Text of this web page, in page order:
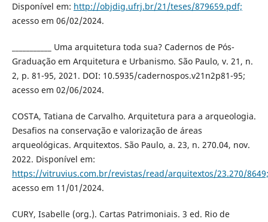
Disponível em: http://objdig.ufrj.br/21/teses/879659.pdf;
acesso em 06/02/2024.
___________ Uma arquitetura toda sua? Cadernos de Pós-
Graduação em Arquitetura e Urbanismo. São Paulo, v. 21, n.
2, p. 81-95, 2021. DOI: 10.5935/cadernospos.v21n2p81-95;
acesso em 02/06/2024.
COSTA, Tatiana de Carvalho. Arquitetura para a arqueologia.
Desafios na conservação e valorização de áreas
arqueológicas. Arquitextos. São Paulo, a. 23, n. 270.04, nov.
2022. Disponível em:
https://vitruvius.com.br/revistas/read/arquitextos/23.270/8649;
acesso em 11/01/2024.
CURY, Isabelle (org.). Cartas Patrimoniais. 3 ed. Rio de